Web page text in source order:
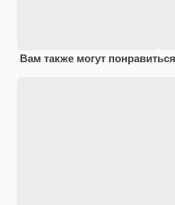
Вам также могут